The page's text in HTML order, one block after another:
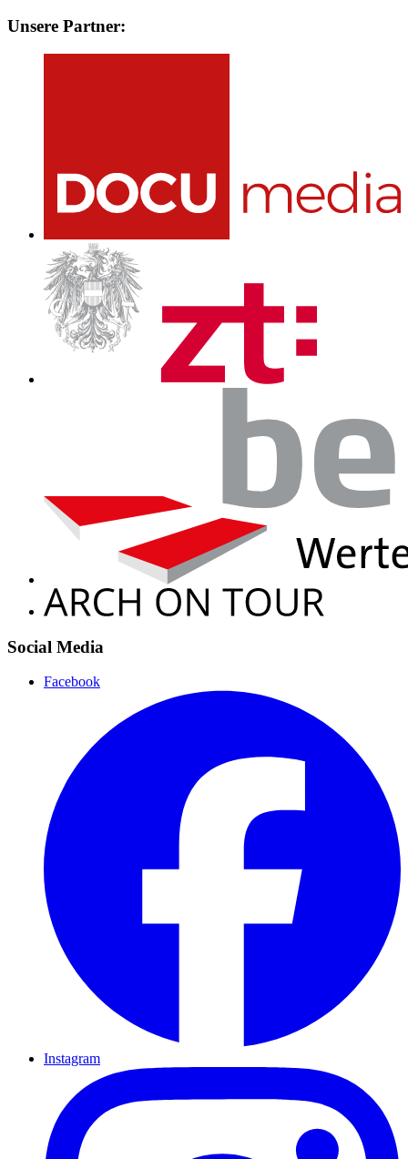
Unsere Partner:
Social Media
Facebook
Instagram